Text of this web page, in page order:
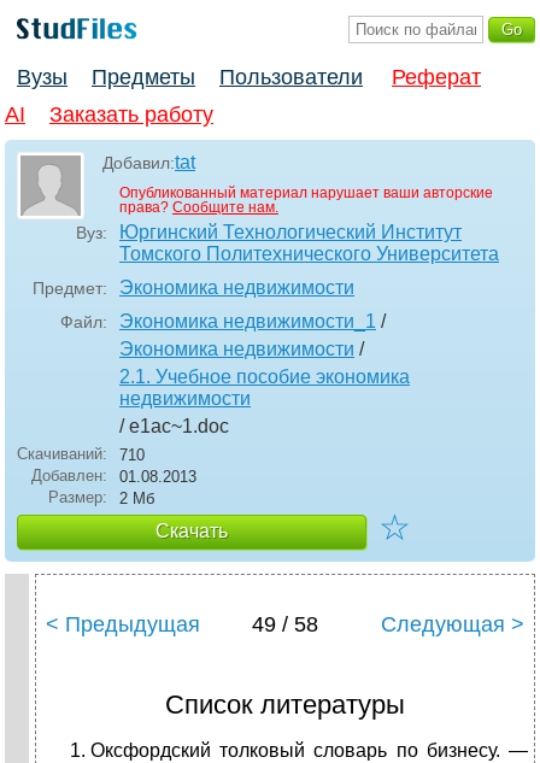
Вузы Предметы Пользователи
Реферат
AI
Заказать работу
Добавил:tat
Опубликованный материал нарушает ваши авторские
права? Сообщите нам.
Вуз:
Юргинский Технологический Институт
Томского Политехнического Университета
Предмет: Экономика недвижимости
Файл: Экономика недвижимости_1 /
Экономика недвижимости /
2.1. Учебное пособие экономика
недвижимости
/ e1ac~1.doc
Скачиваний:
710
Добавлен:
01.08.2013
Размер:
2 Мб
Скачать ☆
< Предыдущая 49 / 58 Следующая >
Список литературы
Оксфордский толковый словарь по бизнесу. —